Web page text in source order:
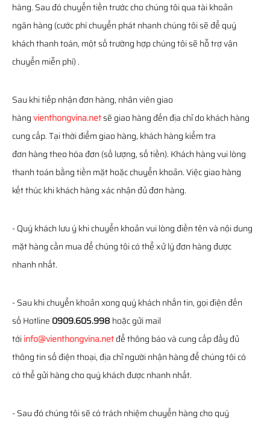
hàng. Sau đó chuyển tiền trước cho chúng tôi qua tài khoản
ngân hàng (cước phí chuyển phát nhanh chúng tôi sẽ để quý
khách thanh toán, một số trường hợp chúng tôi sẽ hỗ trợ vận
chuyển miễn phí) .
Sau khi tiếp nhận đơn hàng, nhân viên giao
hàngvienthongvina.netsẽ giao hàng đến địa chỉ do khách hàng
cung cấp. Tại thời điểm giao hàng, khách hàng kiểm tra
đơn hàng theo hóa đơn (số lượng, số tiền). Khách hàng vui lòng
thanh toán bằng tiền mặt hoặc chuyển khoản. Việc giao hàng
kết thúc khi khách hàng xác nhận đủ đơn hàng.
- Quý khách lưu ý khi chuyển khoản vui lòng điền tên và nội dung
mặt hàng cần mua để chúng tôi có thể xử lý đơn hàng được
nhanh nhất.
- Sau khi chuyển khoản xong quý khách nhắn tin, gọi điện đến
số Hotline 0909.605.998 hoặc gửi mail
tớiinfo@vienthongvina.netđể thông báo và cung cấp đầy đủ
thông tin số điện thoại, địa chỉ người nhận hàng để chúng tôi có
có thể gửi hàng cho quý khách được nhanh nhất.
- Sau đó chúng tôi sẽ có trách nhiệm chuyển hàng cho quý